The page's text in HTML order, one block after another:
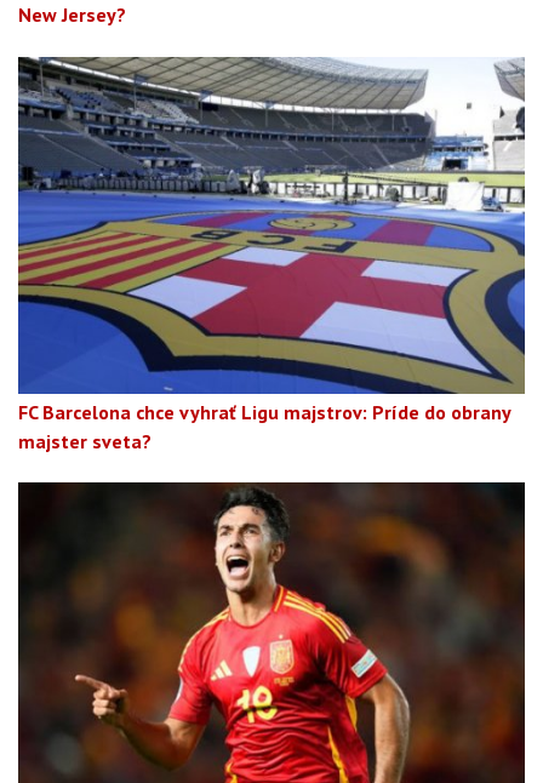
New Jersey?
FC Barcelona chce vyhrať Ligu majstrov: Príde do obrany
majster sveta?